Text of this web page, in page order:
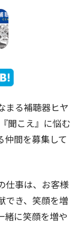
まる補聴器ヒヤ
聞こえ』に悩む
仲間を募集して
仕事は、お客様
でき、笑顔を増
緒に笑顔を増や